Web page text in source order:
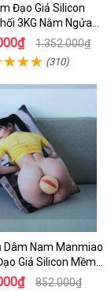
Đạo Giả Silicon
3KG Nằm Ngửa
Biến Thông Minh
Siêu Thực
1.352.000₫
(310)
Dâm Nam Manmiao
Giả Silicon Mềm
Cao Cấp852.000₫